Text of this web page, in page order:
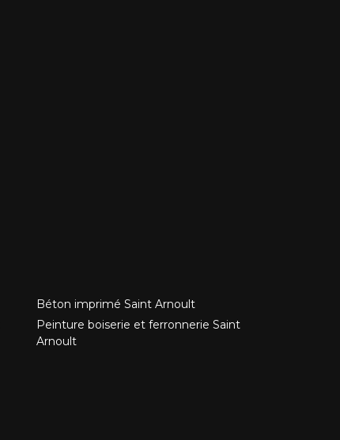
Béton imprimé Saint Arnoult
Peinture boiserie et ferronnerie Saint
Arnoult